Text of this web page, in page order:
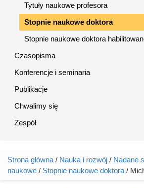
Tytuły naukowe profesora
Stopnie naukowe doktora
Stopnie naukowe doktora
Czasopisma
Konferencje i seminaria
Publikacje
Chwalimy się
Zespół
Jesteś tutaj
Strona główna / Nauka i rozwój / Nadane
naukowe / Stopnie naukowe doktora /